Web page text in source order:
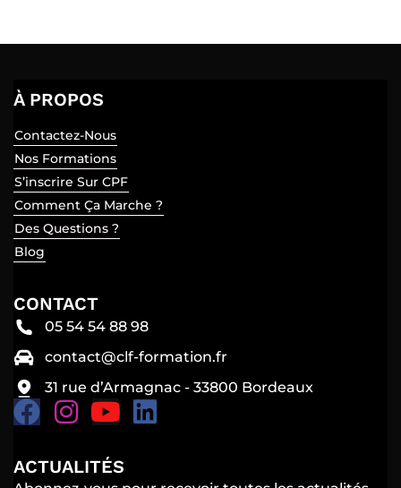
À PROPOS
Contactez-Nous
Nos Formations
S’inscrire Sur CPF
Comment Ça Marche ?
Des Questions ?
Blog
CONTACT
05 54 54 88 98
contact@clf-formation.fr
31 rue d’Armagnac - 33800 Bordeaux
ACTUALITÉS